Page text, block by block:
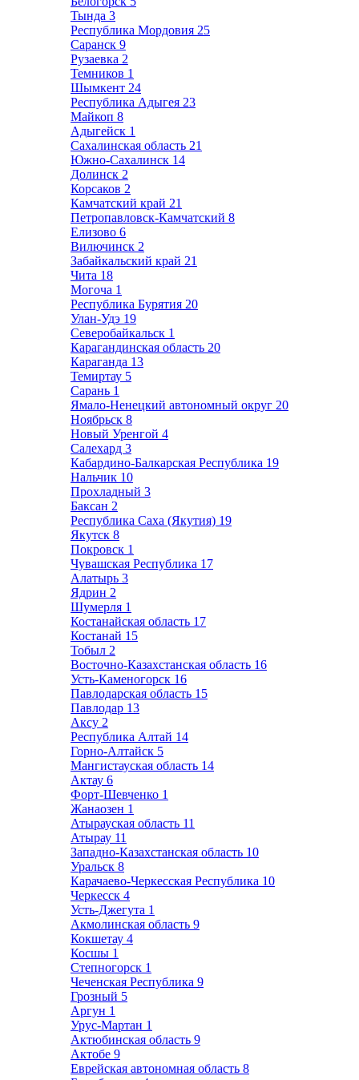
Тында 3
Республика Мордовия 25
Саранск 9
Рузаевка 2
Темников 1
Шымкент 24
Республика Адыгея 23
Майкоп 8
Адыгейск 1
Сахалинская область 21
Южно-Сахалинск 14
Долинск 2
Корсаков 2
Камчатский край 21
Петропавловск-Камчатский 8
Елизово 6
Вилючинск 2
Забайкальский край 21
Чита 18
Могоча 1
Республика Бурятия 20
Улан-Удэ 19
Северобайкальск 1
Карагандинская область 20
Караганда 13
Темиртау 5
Сарань 1
Ямало-Ненецкий автономный округ 20
Ноябрьск 8
Новый Уренгой 4
Салехард 3
Кабардино-Балкарская Республика 19
Нальчик 10
Прохладный 3
Баксан 2
Республика Саха (Якутия) 19
Якутск 8
Покровск 1
Чувашская Республика 17
Алатырь 3
Ядрин 2
Шумерля 1
Костанайская область 17
Костанай 15
Тобыл 2
Восточно-Казахстанская область 16
Усть-Каменогорск 16
Павлодарская область 15
Павлодар 13
Аксу 2
Республика Алтай 14
Горно-Алтайск 5
Мангистауская область 14
Актау 6
Форт-Шевченко 1
Жанаозен 1
Атырауская область 11
Атырау 11
Западно-Казахстанская область 10
Уральск 8
Карачаево-Черкесская Республика 10
Черкесск 4
Усть-Джегута 1
Акмолинская область 9
Кокшетау 4
Косшы 1
Степногорск 1
Чеченская Республика 9
Грозный 5
Аргун 1
Урус-Мартан 1
Актюбинская область 9
Актобе 9
Еврейская автономная область 8